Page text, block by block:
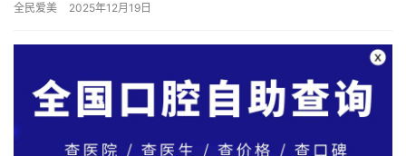
大？…
全民爱美 2025年12月19日